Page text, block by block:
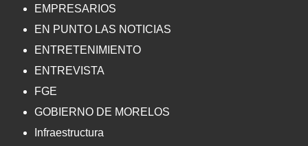
EMPRESARIOS
EN PUNTO LAS NOTICIAS
ENTRETENIMIENTO
ENTREVISTA
FGE
GOBIERNO DE MORELOS
Infraestructura